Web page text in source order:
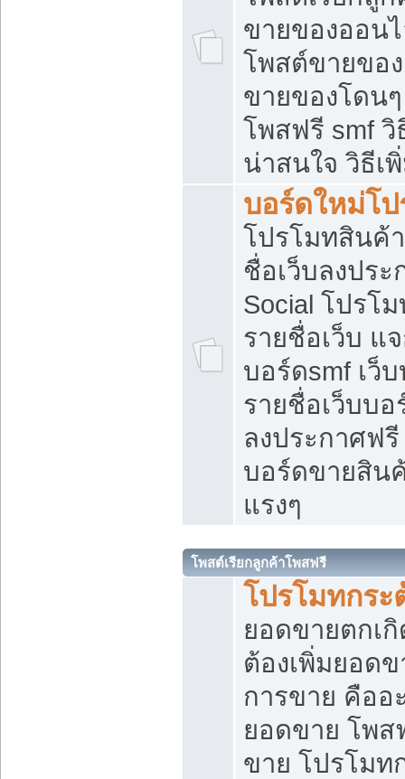
ขายของออน
โพสต์ขายขอ
ขายของโดน
โพสฟรี smf
น่าสนใจ วิธีเ
บอร์ดใหม่โ
โปรโมทสินค้
ชื่อเว็บลงปร
Social โปรโ
รายชื่อเว็บ แ
บอร์ดsmf เว็
รายชื่อเว็บบ
ลงประกาศฟรี
บอร์ดขายสิน
แรงๆ
โพสต์เรียกลูกค้าโพสฟรี
โปรโมทกร
ยอดขายตกเ
ต้องเพิ่มยอด
การขาย คืออ
ยอดขาย โพส
ขาย โปรโมท